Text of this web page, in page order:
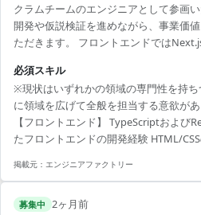
クラムチームのエンジニアとして参画
開発や仮説検証を進めながら、事業価
ただきます。 フロントエンドでは
た、AWS環境でのインフラ構築や監視
域にも携わります。 GA4やFirebase、
携にも関与いただきます。 スクラムを
やモブプログラミングなどチーム開発
術ス...
必須スキル
※現状はいずれかの領域の専門性を持
に領域を広げて全般を担当する意欲が
【フロントエンド】 TypeScriptおよび
たフロントエンドの開発経験 HTML/
験 GraphQLを用いたAPIの基本的な知識
EC2、S3、IAMなど） 【共通必須要件
掲載元： エンジニアファクトリー
募集中 2ヶ月前